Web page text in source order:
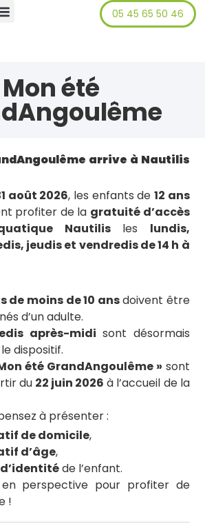
05 45 65 50 46
Mon été
arrive à Nautilis
août 2026, les enfants de 12 ans
profiter de la gratuité d’accès
Nautilisles lundis,
jeudis et vendredis de 14 h à
de moins de 10 ansdoivent être
d’un adulte.
après-midi sont désormais
dispositif.
été GrandAngoulême » sont
du 22 juin 2026 à l’accueil de la
à présenter :
de domicile,
d’âge,
de l’enfant.
perspective pour profiter de
!